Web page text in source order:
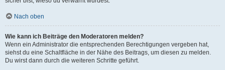
Nach oben
Wie kann ich Beiträge den Moderatoren melden?
Wenn ein Administrator die entsprechenden Berechtigungen vergeben hat,
siehst du eine Schaltfläche in der Nähe des Beitrags, um diesen zu melden.
Du wirst dann durch die weiteren Schritte geführt.